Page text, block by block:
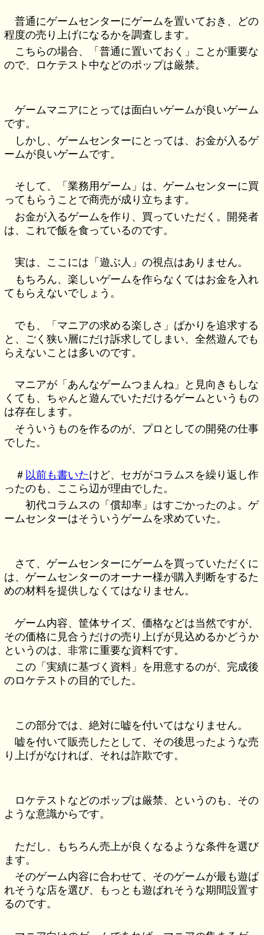
普通にゲームセンターにゲームを置いておき、どの
程度の売り上げになるかを調査します。
こちらの場合、「普通に置いておく」ことが重要な
ので、ロケテスト中などのポップは厳禁。
ゲームマニアにとっては面白いゲームが良いゲーム
です。
しかし、ゲームセンターにとっては、お金が入るゲ
ームが良いゲームです。
そして、「業務用ゲーム」は、ゲームセンターに買
ってもらうことで商売が成り立ちます。
お金が入るゲームを作り、買っていただく。開発者
は、これで飯を食っているのです。
実は、ここには「遊ぶ人」の視点はありません。
もちろん、楽しいゲームを作らなくてはお金を入れ
てもらえないでしょう。
でも、「マニアの求める楽しさ」ばかりを追求する
と、ごく狭い層にだけ訴求してしまい、全然遊んでも
らえないことは多いのです。
マニアが「あんなゲームつまんね」と見向きもしな
くても、ちゃんと遊んでいただけるゲームというもの
は存在します。
そういうものを作るのが、プロとしての開発の仕事
でした。
＃ 以前も書いたけど、セガがコラムスを繰り返し作
ったのも、ここら辺が理由でした。
初代コラムスの「償却率」はすごかったのよ。ゲ
ームセンターはそういうゲームを求めていた。
さて、ゲームセンターにゲームを買っていただくに
は、ゲームセンターのオーナー様が購入判断をするた
めの材料を提供しなくてはなりません。
ゲーム内容、筐体サイズ、価格などは当然ですが、
その価格に見合うだけの売り上げが見込めるかどうか
というのは、非常に重要な資料です。
この「実績に基づく資料」を用意するのが、完成後
のロケテストの目的でした。
この部分では、絶対に嘘を付いてはなりません。
嘘を付いて販売したとして、その後思ったような売
り上げがなければ、それは詐欺です。
ロケテストなどのポップは厳禁、というのも、その
ような意識からです。
ただし、もちろん売上が良くなるような条件を選び
ます。
そのゲーム内容に合わせて、そのゲームが最も遊ば
れそうな店を選び、もっとも遊ばれそうな期間設置す
るのです。